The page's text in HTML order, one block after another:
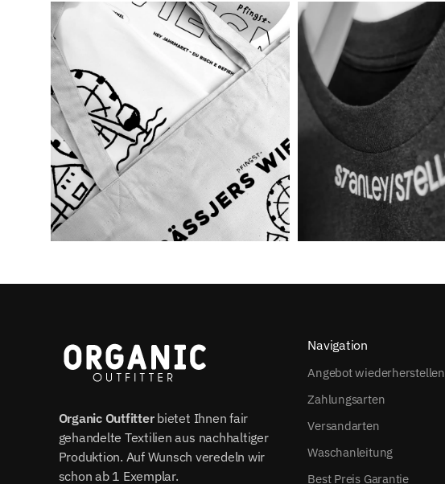
Organic Outfitterbietet Ihnen fair
gehandelte Textilien aus nachhaltiger
Produktion. Auf Wunsch veredeln wir
schon ab 1 Exemplar.
Navigation
Angebot wiederherstellen
Zahlungsarten
Versandarten
Waschanleitung
Best Preis Garantie